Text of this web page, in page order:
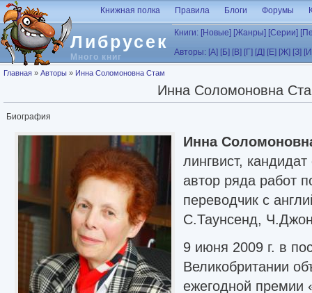
Перейти к основному содержанию
Либрусек
Много книг
Книжная полка Правила Блоги Форумы
Книги: [Новые] [Жанры] [Серии]
Авторы: [А] [Б] [В] [Г] [Д] [Е] [Ж] [З]
Вы здесь
Главная » Авторы » Инна Соломоновна Стам
Инна Соломоновна
Биография
Инна
лингвист,
автор ряда работ
переводчик с
С.Таунсенд,
9 июня 2009 г. в
Великобритании
ежегодной премии